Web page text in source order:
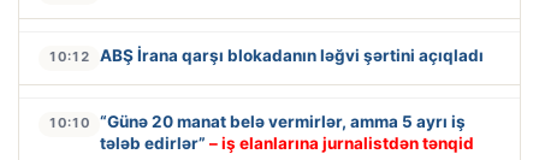
10:12 ABŞ İrana qarşı blokadanın ləğvi şərtini açıqladı
10:10
“Günə 20 manat belə vermirlər, amma 5 ayrı iş
tələb edirlər” – iş elanlarına jurnalistdən tənqid